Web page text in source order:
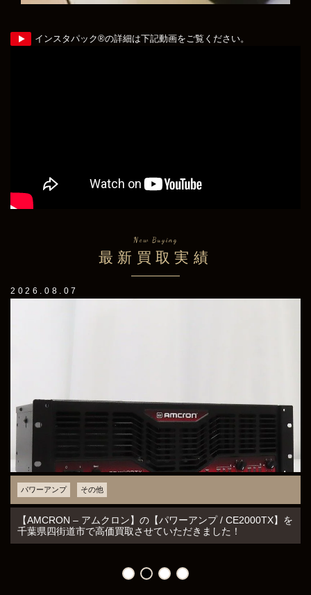
インスタパック®の詳細は下記動画をご覧ください。
New Buying
最新買取実績
】を
2026.08.07
スピーカー
【TAD – ティーエーディー】の【スピーカーユニット /
1b ペア】を千葉県木更津市で高価買取させていただきま